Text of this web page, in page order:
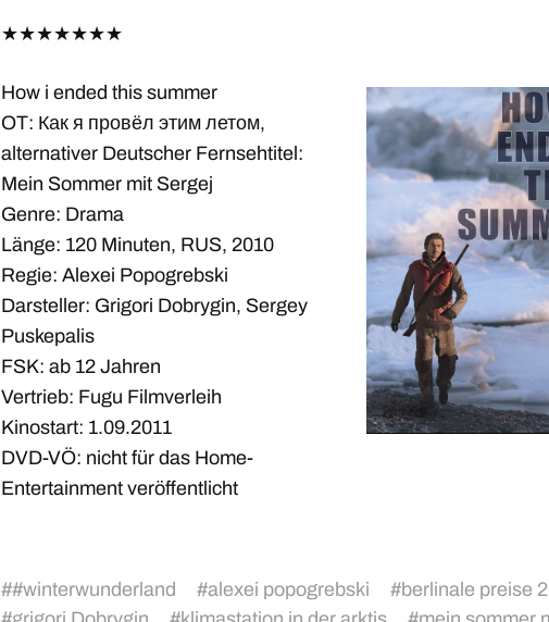
★★★★★★★
How i ended this summer
OT: Как я провёл этим летом,
alternativer Deutscher Fernsehtitel:
Mein Sommer mit Sergej
Genre: Drama
Länge: 120 Minuten, RUS, 2010
Regie: Alexei Popogrebski
Darsteller: Grigori Dobrygin, Sergey
Puskepalis
FSK: ab 12 Jahren
Vertrieb: Fugu Filmverleih
Kinostart: 1.09.2011
DVD-VÖ: nicht für das Home-
Entertainment veröffentlicht
##winterwunderland #alexei popogrebski #berlinale preise